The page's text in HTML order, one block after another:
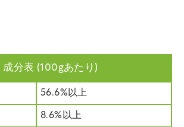
成分表 (100gあたり)
56.6%以上
8.6%以上